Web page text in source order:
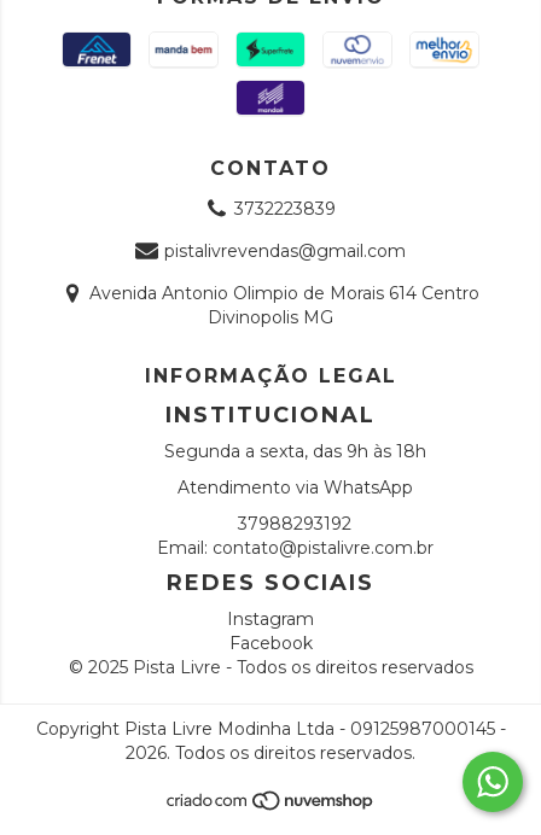
CONTATO
3732223839
pistalivrevendas@gmail.com
Avenida Antonio Olimpio de Morais 614 Centro
Divinopolis MG
INFORMAÇÃO LEGAL
INSTITUCIONAL
Segunda a sexta, das 9h às 18h
Atendimento via WhatsApp
37988293192
Email: contato@pistalivre.com.br
REDES SOCIAIS
Instagram
Facebook
© 2025 Pista Livre - Todos os direitos reservados
Copyright Pista Livre Modinha Ltda - 09125987000145 -
2026. Todos os direitos reservados.